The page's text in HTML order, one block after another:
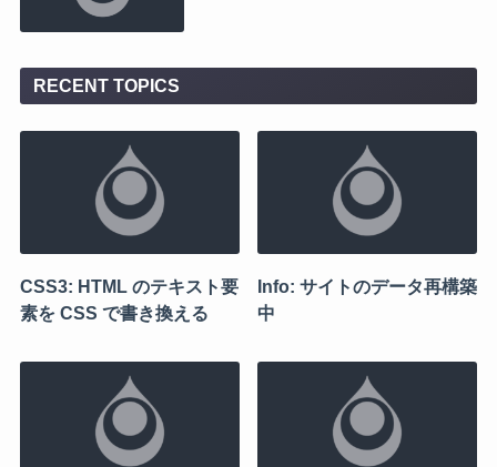
RECENT TOPICS
CSS3: HTML のテキスト要
素を CSS で書き換える
Info: サイトのデータ再構築
中